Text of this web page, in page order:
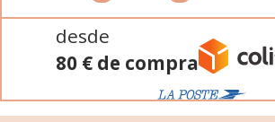
desde
80 € de compra